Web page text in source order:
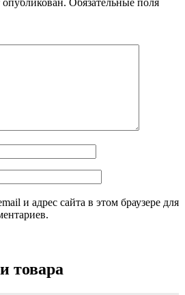
Обязательные поля
и адрес сайта в этом браузере для
товара